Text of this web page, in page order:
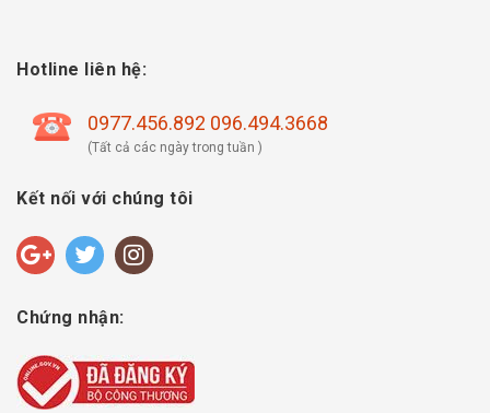
Hotline liên hệ:
0977.456.892 096.494.3668
(Tất cả các ngày trong tuần )
Kết nối với chúng tôi
Chứng nhận: